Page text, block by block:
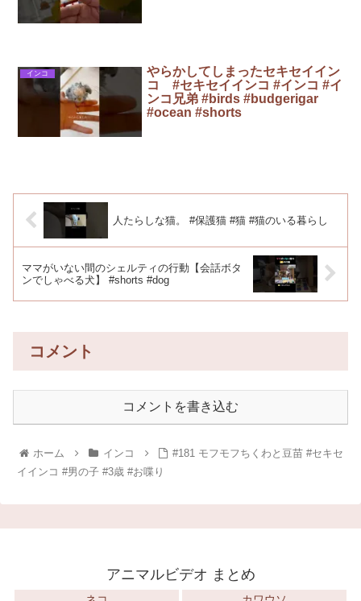
インコ
やらかしてしまったセキセイイン
コ #セキセイインコ #インコ #イ
ンコ兄弟 #birds #budgerigar
#ocean #shorts
人たらしな猫。 #保護猫 #猫 #猫のいる暮らし
ママがいない間のシェルティの行動【会話ボタ
ンでしゃべる犬】 #shorts #dog
コメント
コメントを書き込む
ホーム インコ
#181 モフモフちくわと豆苗 #セキセ
イインコ #男の子 #3歳 #お喋り
アニマルビデオ まとめ